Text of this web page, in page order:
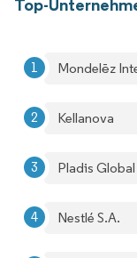
Top-
Mondelēz
Kellanova
Pladis
Nestlé S.A.